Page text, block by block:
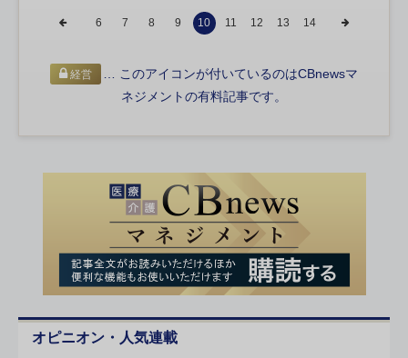
6 7 8 9 10 11 12 13 14
経営
… このアイコンが付いているのはCBnewsマ
ネジメントの有料記事です。
オピニオン・人気連載